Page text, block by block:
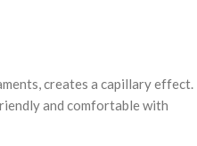
creates a capillary effect.
and comfortable with